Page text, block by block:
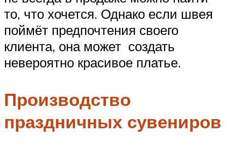
то, что хочется. Однако если швея
поймёт предпочтения своего
клиента, она может создать
невероятно красивое платье.
Производство
праздничных сувениров